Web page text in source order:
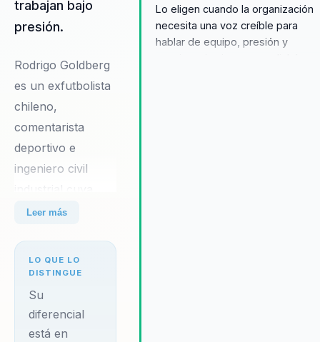
trabajan bajo
presión.
Rodrigo Goldberg
es un exfutbolista
chileno,
comentarista
deportivo e
ingeniero civil
trayectoria
experiencia
competitiva,
formación
universitaria y
lectura del juego
Leer más
LO QUE LO
DISTINGUE
Su
diferencial
está en
Lo eligen cuando la organización
necesita una voz creíble para
hablar de equipo, presión y